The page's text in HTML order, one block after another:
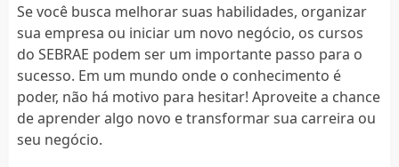
Se você busca melhorar suas habilidades, organizar
sua empresa ou iniciar um novo negócio, os cursos
do SEBRAE podem ser um importante passo para o
sucesso. Em um mundo onde o conhecimento é
poder, não há motivo para hesitar! Aproveite a chance
de aprender algo novo e transformar sua carreira ou
seu negócio.